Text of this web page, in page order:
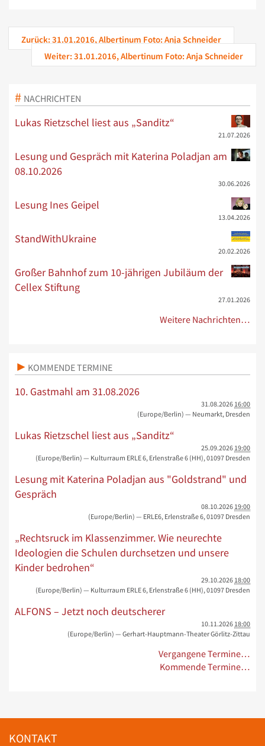
Zurück: 31.01.2016, Albertinum Foto: Anja Schneider
Weiter: 31.01.2016, Albertinum Foto: Anja Schneider
NACHRICHTEN
Lukas Rietzschel liest aus „Sanditz“
21.07.2026
Lesung und Gespräch mit Katerina Poladjan am
08.10.2026
30.06.2026
Lesung Ines Geipel
13.04.2026
StandWithUkraine
20.02.2026
Großer Bahnhof zum 10-jährigen Jubiläum der
Cellex Stiftung
27.01.2026
Weitere Nachrichten…
KOMMENDE TERMINE
10. Gastmahl am 31.08.2026
31.08.2026 16:00
(Europe/Berlin) — Neumarkt, Dresden
Lukas Rietzschel liest aus „Sanditz“
25.09.2026 19:00
(Europe/Berlin) — Kulturraum ERLE 6, Erlenstraße 6 (HH), 01097 Dresden
Lesung mit Katerina Poladjan aus "Goldstrand" und
Gespräch
08.10.2026 19:00
(Europe/Berlin) — ERLE6, Erlenstraße 6, 01097 Dresden
„Rechtsruck im Klassenzimmer. Wie neurechte
Ideologien die Schulen durchsetzen und unsere
Kinder bedrohen“
29.10.2026 18:00
(Europe/Berlin) — Kulturraum ERLE 6, Erlenstraße 6 (HH), 01097 Dresden
ALFONS – Jetzt noch deutscherer
10.11.2026 18:00
(Europe/Berlin) — Gerhart-Hauptmann-Theater Görlitz-Zittau
Vergangene Termine…
Kommende Termine…
KONTAKT